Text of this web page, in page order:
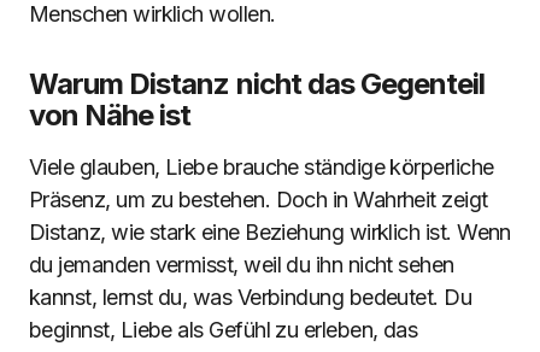
Menschen wirklich wollen.
Warum Distanz nicht das Gegenteil
von Nähe ist
Viele glauben, Liebe brauche ständige körperliche
Präsenz, um zu bestehen. Doch in Wahrheit zeigt
Distanz, wie stark eine Beziehung wirklich ist. Wenn
du jemanden vermisst, weil du ihn nicht sehen
kannst, lernst du, was Verbindung bedeutet. Du
beginnst, Liebe als Gefühl zu erleben, das